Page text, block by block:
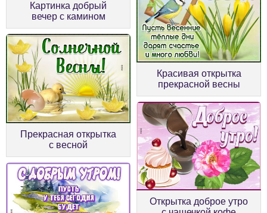
Картинка добрый
вечер с камином
Красивая открытка
прекрасной весны
Прекрасная открытка
с весной
Открытка доброе утро